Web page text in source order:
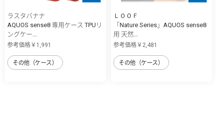
ラスタバナナ
AQUOS sense8 専用ケース TPUリ
ングケー...
参考価格￥1,991
その他（ケース）
ＬＯＯＦ
「Nature Series」AQUOS sense8
用 天然...
参考価格￥2,481
その他（ケース）